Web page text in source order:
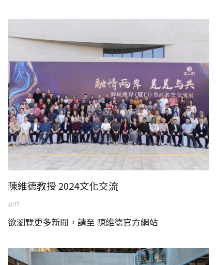
陳維德教授 2024文化交流
五 07
欲瀏覽更多新聞，請至 陳維德官方網站
2024蘇奕榮個展一迎向曙光 現場直擊